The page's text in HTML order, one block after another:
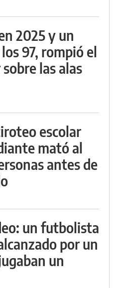
2025 y un
97, rompió el
las alas
escolar
mató al
antes de
un futbolista
por un
un